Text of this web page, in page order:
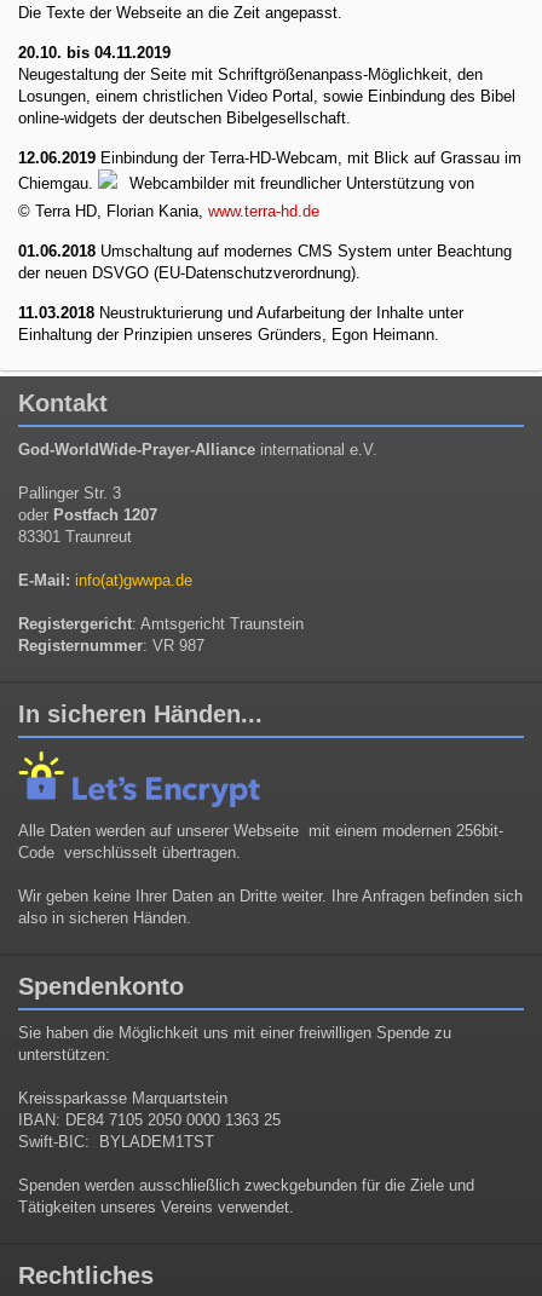
Die Texte der Webseite an die Zeit angepasst.
20.10. bis 04.11.2019
Neugestaltung der Seite mit Schriftgrößenanpass-Möglichkeit, den
Losungen, einem christlichen Video Portal, sowie Einbindung des Bibel
online-widgets der deutschen Bibelgesellschaft.
12.06.2019 Einbindung der Terra-HD-Webcam, mit Blick auf Grassau im
Chiemgau.
Webcambilder mit freundlicher Unterstützung von
© Terra HD, Florian Kania, www.terra-hd.de
01.06.2018 Umschaltung auf modernes CMS System unter Beachtung
der neuen DSVGO (EU-Datenschutzverordnung).
11.03.2018 Neustrukturierung und Aufarbeitung der Inhalte unter
Einhaltung der Prinzipien unseres Gründers, Egon Heimann.
Kontakt
God-WorldWide-Prayer-Alliance international e.V.
Pallinger Str. 3
oder Postfach 1207
83301 Traunreut
E-Mail: info(at)gwwpa.de
Registergericht: Amtsgericht Traunstein
Registernummer: VR 987
In sicheren Händen...
Alle Daten werden auf unserer Webseite mit einem modernen 256bit-
Code verschlüsselt übertragen.
Wir geben keine Ihrer Daten an Dritte weiter. Ihre Anfragen befinden sich
also in sicheren Händen.
Spendenkonto
Sie haben die Möglichkeit uns mit einer freiwilligen Spende zu
unterstützen:
Kreissparkasse Marquartstein
IBAN: DE84 7105 2050 0000 1363 25
Swift-BIC: BYLADEM1TST
Spenden werden ausschließlich zweckgebunden für die Ziele und
Tätigkeiten unseres Vereins verwendet.
Rechtliches